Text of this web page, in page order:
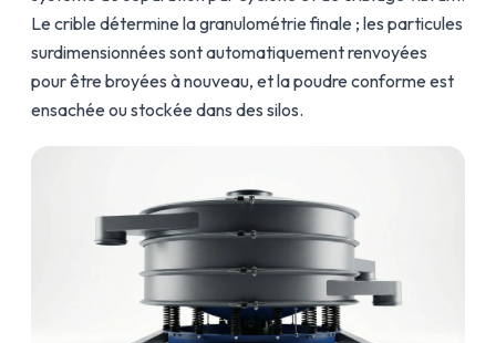
Le crible détermine la granulométrie finale ; les particules
surdimensionnées sont automatiquement renvoyées
pour être broyées à nouveau, et la poudre conforme est
ensachée ou stockée dans des silos.